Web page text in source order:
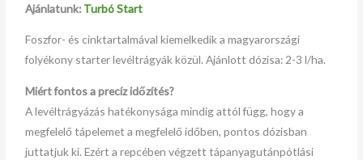
Ajánlatunk: Turbó Start
Foszfor- és cinktartalmával kiemelkedik a magyarországi
folyékony starter levéltrágyák közül. Ajánlott dózisa: 2-3 l/ha.
Miért fontos a precíz időzítés?
A levéltrágyázás hatékonysága mindig attól függ, hogy a
megfelelő tápelemet a megfelelő időben, pontos dózisban
juttatjuk ki. Ezért a repcében végzett tápanyagutánpótlási